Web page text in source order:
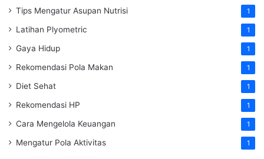
Tips Mengatur Asupan Nutrisi 1
Latihan Plyometric 1
Gaya Hidup 1
Rekomendasi Pola Makan 1
Diet Sehat 1
Rekomendasi HP 1
Cara Mengelola Keuangan 1
Mengatur Pola Aktivitas 1